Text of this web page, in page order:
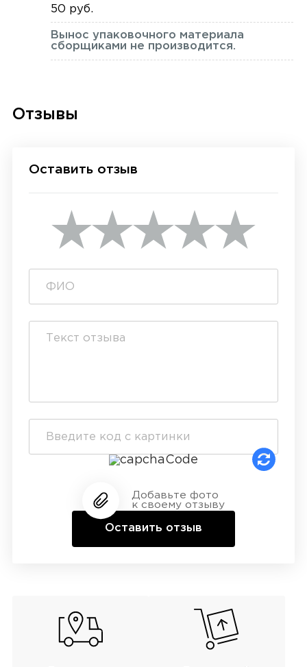
50 руб.
Вынос упаковочного материала
сборщиками не производится.
Отзывы
Оставить отзыв
Добавьте фото
к своему отзыву
Оставить отзыв